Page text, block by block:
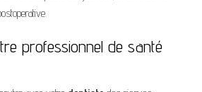
professionnel de santé